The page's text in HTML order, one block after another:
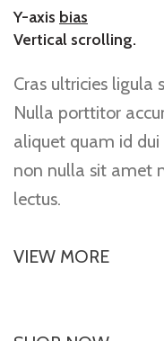
Y-axis bias
Vertical scrolling.
Cras ultricies
Nulla porttitor
aliquet quam id
non nulla sit amet
lectus.
VIEW MORE